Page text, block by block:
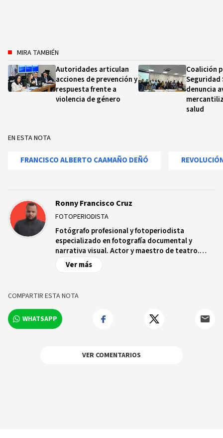
MIRA TAMBIÉN
Autoridades articulan
acciones de prevención y
respuesta frente a
violencia de género
Coalición
Seguridad
denuncia
salud
EN ESTA NOTA
FRANCISCO ALBERTO CAAMAÑO DEÑÓ
Ronny Francisco Cruz
FOTOPERIODISTA
Fotógrafo profesional y fotoperiodista
especializado en fotografía documental y
narrativa visual. Actor y maestro de teatro.
Interesado en contar historias humanas a
través de la imagen.
Ver más
COMPARTIR ESTA NOTA
WHATSAPP
VER COMENTARIOS